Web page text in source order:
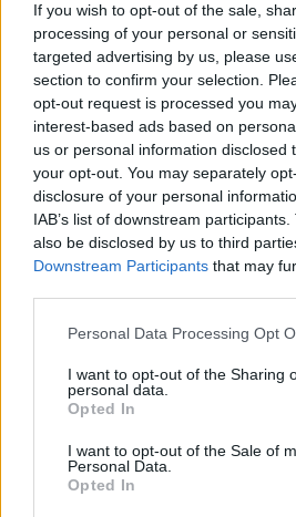
If you wish to opt-out of the sale,
processing of your personal or
targeted advertising by us, please
section to confirm your selection.
opt-out request is processed you
interest-based ads based on
us or personal information disclosed
your opt-out. You may separately
disclosure of your personal
IAB’s list of downstream
also be disclosed by us to third
Downstream Participants that may
Please note that this website/app
not limited to your visit or usage
grant or deny consent to Google and
use your data for below specified
consent section.
Personal Data Processing Opt
I want to opt-out of the Sharing
personal data.
Opted In
I want to opt-out of the Sale of
Personal Data.
Opted In
rendezője, Vidnyánszky Attila.
ORRrontás - zenével. Aki
Kovaljov: Szakácsi Sándor, az
Szabolcs. A produkció fontos
Császár Angela, Csernus
Iglódi István, Kubik Anna,
Sándor.
Tragikomédia Az Új Színház
Sam Shepardtól a Hazug
Árpád, a főszereplők: Bánsági
Györgyi Anna, Huszár Zsolt,
A Vidám Színpad Kis
Zsuzsa és játszótársainak
Gábor, Rátonyi Hajni,
Dezső. Rendezte: Kalmár Tibor.